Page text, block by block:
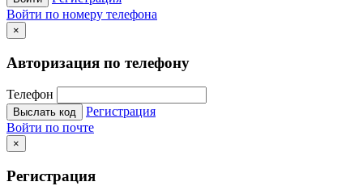
Войти по номеру телефона
×
Авторизация по телефону
Телефон
Выслать код
Регистрация
Войти по почте
×
Регистрация